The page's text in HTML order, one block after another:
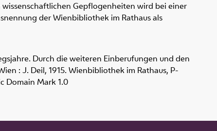
Gepflogenheiten wird bei einer
der Wienbibliothek im Rathaus als
Durch die weiteren Einberufungen und den
: J. Deil, 1915. Wienbibliothek im Rathaus, P-
Domain Mark 1.0